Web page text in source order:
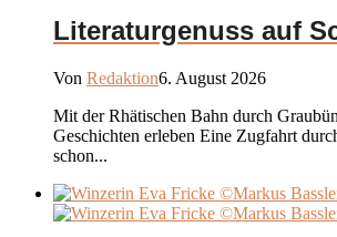
Literaturgenuss auf
Von Redaktion6. August 2026
Mit der Rhätischen Bahn durch
Geschichten erleben Eine Zugfahrt
schon...